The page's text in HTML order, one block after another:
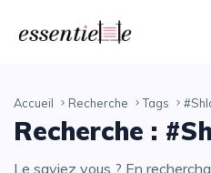
Accueil Recherche Tags
Recherche :
Le saviez vous ? En recherchant un #HashTags sur